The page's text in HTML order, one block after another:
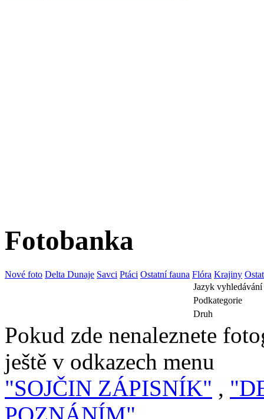
Fotobanka
Nové foto Delta Dunaje Savci Ptáci Ostatní fauna Flóra Krajiny
Jazyk vyhledávání
Podkategorie
Druh
Pokud zde nenaleznete
ještě v odkazech menu
"SOJČIN ZÁPISNÍK" ,